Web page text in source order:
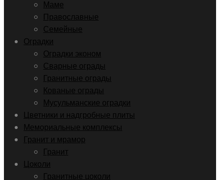
Маме
Православные
Семейные
Оградки
Оградки эконом
Сварные ограды
Гранитные ограды
Кованые ограды
Мусульманские оградки
Цветники и надгробные плиты
Мемориальные комплексы
Гранит и мрамор
Гранит
Цоколи
Гранитные цоколи